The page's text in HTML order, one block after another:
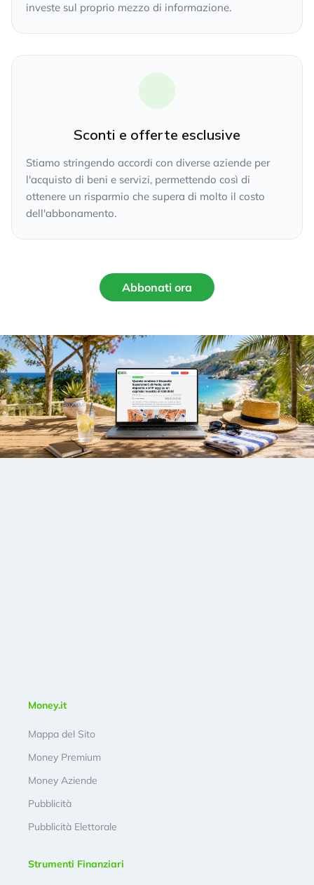
investe sul proprio mezzo di informazione.
Sconti e offerte esclusive
Stiamo stringendo accordi con diverse aziende per
l'acquisto di beni e servizi, permettendo così di
ottenere un risparmio che supera di molto il costo
dell'abbonamento.
Abbonati ora
Money.it
Mappa del Sito
Money Premium
Money Aziende
Pubblicità
Pubblicità Elettorale
Strumenti Finanziari